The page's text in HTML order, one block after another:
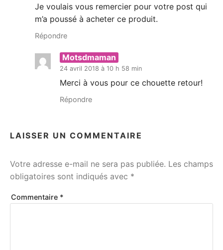
Je voulais vous remercier pour votre post qui
m’a poussé à acheter ce produit.
Répondre
Motsdmaman
24 avril 2018 à 10 h 58 min
Merci à vous pour ce chouette retour!
Répondre
LAISSER UN COMMENTAIRE
Votre adresse e-mail ne sera pas publiée. Les champs
obligatoires sont indiqués avec *
Commentaire *